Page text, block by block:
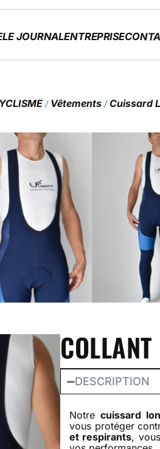
LE JOURNALENTREPRISE
/ Vêtements / Cuissard
DESCRIPTION
Notre cuissard
vous protéger
et respirants,